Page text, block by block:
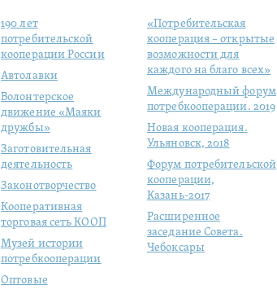
190 лет
потребительской
кооперации России
Автолавки
Волонтерское
движение «Маяки
дружбы»
Заготовительная
деятельность
Законотворчество
Кооперативная
торговая сеть КООП
Музей истории
потребкооперации
Оптовые
«Потребительская
кооперация – открытые
возможности для
каждого на благо всех»
Международный форум
потребкооперации. 2019
Новая кооперация.
Ульяновск, 2018
Форум потребительской
кооперации,
Казань-2017
Расширенное
заседание Совета.
Чебоксары